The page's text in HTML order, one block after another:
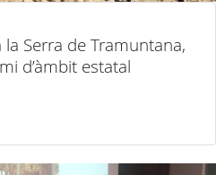
la Serra de Tramuntana,
d’àmbit estatal